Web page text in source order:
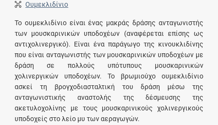
Ουμεκλιδίνιο
Το ουμεκλιδίνιο είναι ένας μακράς δράσης ανταγωνιστής
των μουσκαρινικών υποδοχέων (αναφέρεται επίσης ως
αντιχολινεργικό). Είναι ένα παράγωγο της κινουκλιδίνης
που είναι ανταγωνιστής των μουσκαρινικών υποδοχέων με
δράση σε πολλούς υπότυπους μουσκαρινικών
χολινεργικών υποδοχέων. Το βρωμιούχο ουμεκλιδίνιο
ασκεί τη βρογχοδιασταλτική του δράση μέσω της
ανταγωνιστικής αναστολής της δέσμευσης της
ακετυλοχολίνης με τους μουσκαρινικούς χολινεργικούς
υποδοχείς στο λείο μυ των αεραγωγών.